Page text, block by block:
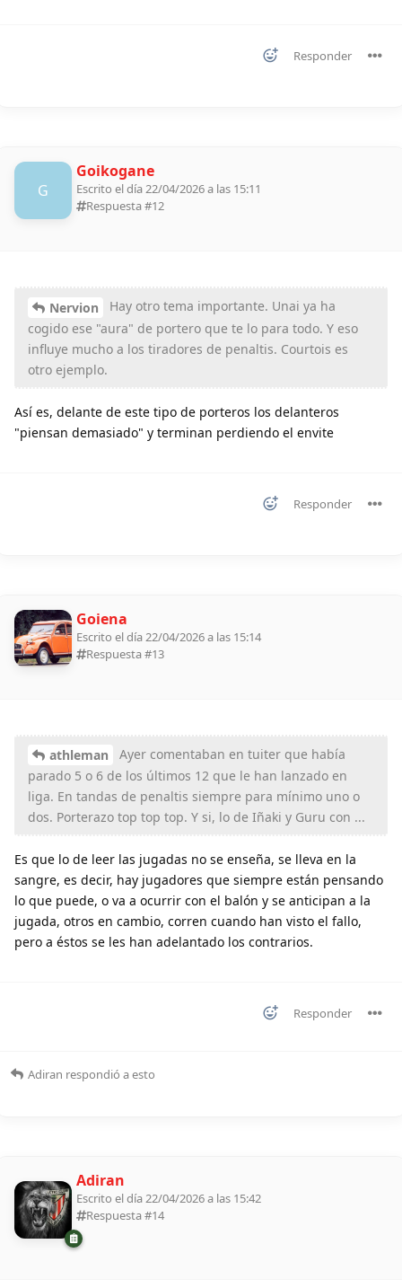
Responder
G
Goikogane
Escrito el día 22/04/2026 a las 15:11
Respuesta #12
Nervion
Hay otro tema importante. Unai ya ha
cogido ese "aura" de portero que te lo para todo. Y eso
influye mucho a los tiradores de penaltis. Courtois es
otro ejemplo.
Así es, delante de este tipo de porteros los delanteros
"piensan demasiado" y terminan perdiendo el envite
Responder
Goiena
Escrito el día 22/04/2026 a las 15:14
Respuesta #13
athleman
Ayer comentaban en tuiter que había
parado 5 o 6 de los últimos 12 que le han lanzado en
liga. En tandas de penaltis siempre para mínimo uno o
dos. Porterazo top top top. Y si, lo de Iñaki y Guru con ...
Es que lo de leer las jugadas no se enseña, se lleva en la
sangre, es decir, hay jugadores que siempre están pensando
lo que puede, o va a ocurrir con el balón y se anticipan a la
jugada, otros en cambio, corren cuando han visto el fallo,
pero a éstos se les han adelantado los contrarios.
Responder
Adiran respondió a esto
Adiran
Escrito el día 22/04/2026 a las 15:42
Respuesta #14